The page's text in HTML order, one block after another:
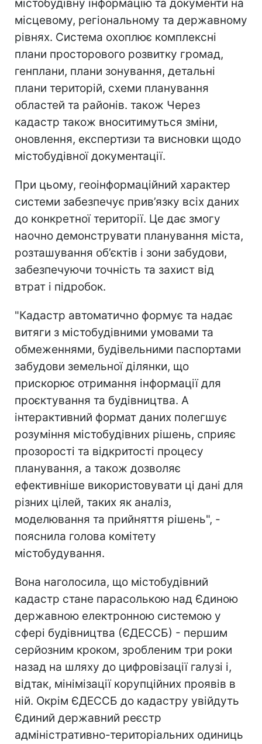
містобудівну інформацію та документи на
місцевому, регіональному та державному
рівнях. Система охоплює комплексні
плани просторового розвитку громад,
генплани, плани зонування, детальні
плани територій, схеми планування
областей та районів. також Через
кадастр також вноситимуться зміни,
оновлення, експертизи та висновки щодо
містобудівної документації.
При цьому, геоінформаційний характер
системи забезпечує прив’язку всіх даних
до конкретної території. Це дає змогу
наочно демонструвати планування міста,
розташування об’єктів і зони забудови,
забезпечуючи точність та захист від
втрат і підробок.
"Кадастр автоматично формує та надає
витяги з містобудівними умовами та
обмеженнями, будівельними паспортами
забудови земельної ділянки, що
прискорює отримання інформації для
проєктування та будівництва. А
інтерактивний формат даних полегшує
розуміння містобудівних рішень, сприяє
прозорості та відкритості процесу
планування, а також дозволяє
ефективніше використовувати ці дані для
різних цілей, таких як аналіз,
моделювання та прийняття рішень", -
пояснила голова комітету
містобудування.
Вона наголосила, що містобудівний
кадастр стане парасолькою над Єдиною
державною електронною системою у
сфері будівництва (ЄДЕССБ) - першим
серйозним кроком, зробленим три роки
назад на шляху до цифровізації галузі і,
відтак, мінімізації корупційних проявів в
ній. Окрім ЄДЕССБ до кадастру увійдуть
Єдиний державний реєстр
адміністративно-територіальних одиниць